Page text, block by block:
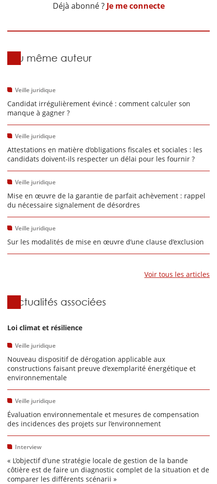
Déjà abonné ? Je me connecte
Du même auteur
Veille juridique
Candidat irrégulièrement évincé : comment calculer son
manque à gagner ?
Veille juridique
Attestations en matière d’obligations fiscales et sociales : les
candidats doivent-ils respecter un délai pour les fournir ?
Veille juridique
Mise en œuvre de la garantie de parfait achèvement : rappel
du nécessaire signalement de désordres
Veille juridique
Sur les modalités de mise en œuvre d’une clause d’exclusion
Voir tous les articles
Actualités associées
Loi climat et résilience
Veille juridique
Nouveau dispositif de dérogation applicable aux
constructions faisant preuve d’exemplarité énergétique et
environnementale
Veille juridique
Évaluation environnementale et mesures de compensation
des incidences des projets sur l’environnement
Interview
« L’objectif d’une stratégie locale de gestion de la bande
côtière est de faire un diagnostic complet de la situation et de
comparer les différents scénarii »